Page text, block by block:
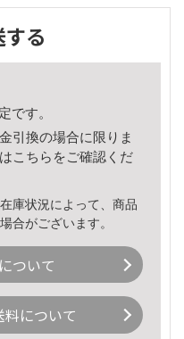
する
です。
引換の場合に限りま
こちら をご確認くだ
庫状況によって、商品
合がございます。
ついて
について